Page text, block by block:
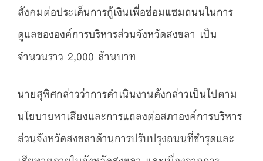
สังคมต่อประเด็นการกู้เงินเพื่อซ่อมแซมถนนในการ
ดูแลขององค์การบริหารส่วนจังหวัดสงขลา เป็น
จำนวนราว 2,000 ล้านบาท
นายสุพิศกล่าวว่าการดำเนินงานดังกล่าวเป็นไปตาม
นโยบายหาเสียงและการแถลงต่อสภาองค์การบริหาร
ส่วนจังหวัดสงขลาด้านการปรับปรุงถนนที่ชำรุดและ